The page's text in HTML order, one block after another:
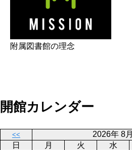
附属図書館の理念
開館カレンダー
<< 2026年 8月
日 月 火 水